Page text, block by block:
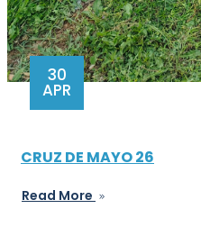
30
APR
CRUZ DE MAYO 26
Read More